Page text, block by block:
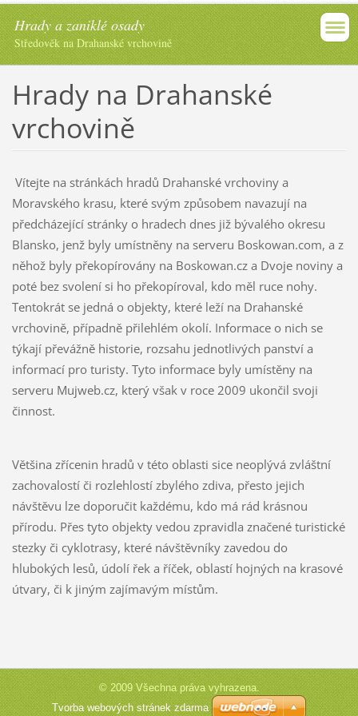
Hrady a zaniklé osady
Středověk na Drahanské vrchovině
Hrady na Drahanské
vrchovině
Vítejte na stránkách hradů Drahanské vrchoviny a
Moravského krasu, které svým způsobem navazují na
předcházející stránky o hradech dnes již bývalého okresu
Blansko, jenž byly umístněny na serveru Boskowan.com, a z
něhož byly překopírovány na Boskowan.cz a Dvoje noviny a
poté bez svolení si ho překopíroval, kdo měl ruce nohy.
Tentokrát se jedná o objekty, které leží na Drahanské
vrchovině, případně přilehlém okolí. Informace o nich se
týkají převážně historie, rozsahu jednotlivých panství a
informací pro turisty. Tyto informace byly umístěny na
serveru Mujweb.cz, který však v roce 2009 ukončil svoji
činnost.
Většina zřícenin hradů v této oblasti sice neoplývá zvláštní
zachovalostí či rozlehlostí zbylého zdiva, přesto jejich
návštěvu lze doporučit každému, kdo má rád krásnou
přírodu. Přes tyto objekty vedou zpravidla značené turistické
stezky či cyklotrasy, které návštěvníky zavedou do
hlubokých lesů, údolí řek a říček, oblastí hojných na krasové
útvary, či k jiným zajímavým místům.
© 2009 Všechna práva vyhrazena.
Tvorba webových stránek zdarma